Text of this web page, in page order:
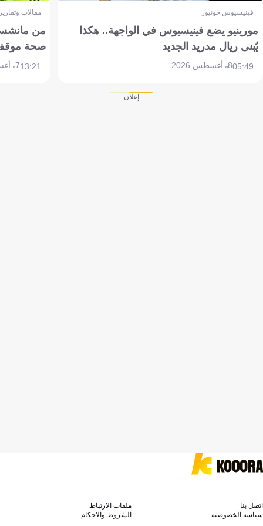
فينيسيوس جونيور
مورينيو يضع فينيسيوس في الواجهة.. هكذا
يُبنى ريال مدريد الجديد
05:498 أغسطس 2026
مقالات
من
صحة موقف
13:217 أغسطس 2026
إعلان
اتصل بنا
ملفات الارتباط
سياسة الخصوصية
الشروط والاحكام